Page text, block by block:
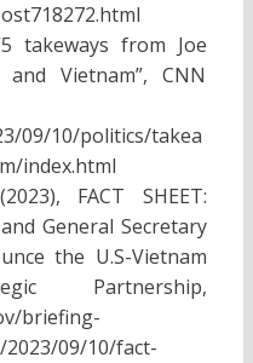
takeways from Joe
Vietnam”, CNN
09/10/politics/takea
index.html
FACT SHEET:
General Secretary
the U.S-Vietnam
Partnership,
briefing-
09/10/fact-